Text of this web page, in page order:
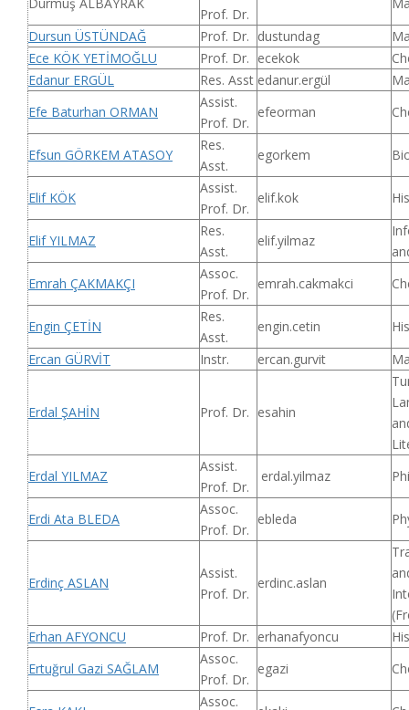
Prof. Dr.
Dursun ÜSTÜNDAĞ
Prof. Dr. dustundag
Ece KÖK YETİMOĞLU
Prof. Dr. ecekok
Edanur ERGÜL
Res. Asst edanur.ergül
Efe Baturhan ORMAN
Assist.
Prof. Dr.
efeorman
Efsun GÖRKEM ATASOY
Res.
Asst.
egorkem
Elif KÖK
Assist.
Prof. Dr.
elif.kok
Elif YILMAZ
Res.
Asst.
elif.yilmaz
Emrah ÇAKMAKÇI
Assoc.
Prof. Dr.
emrah.cakmakci
Engin ÇETİN
Res.
Asst.
engin.cetin
Ercan GÜRVİT
Instr. ercan.gurvit
Erdal ŞAHİN Prof. Dr. esahin
Erdal YILMAZ
Assist.
Prof. Dr.
erdal.yilmaz
Erdi Ata BLEDA
Assoc.
Prof. Dr.
ebleda
Erdinç ASLAN
Assist.
Prof. Dr.
erdinc.aslan
Erhan AFYONCU
Prof. Dr. erhanafyoncu
Ertuğrul Gazi SAĞLAM
Assoc.
Prof. Dr.
egazi
Assoc.